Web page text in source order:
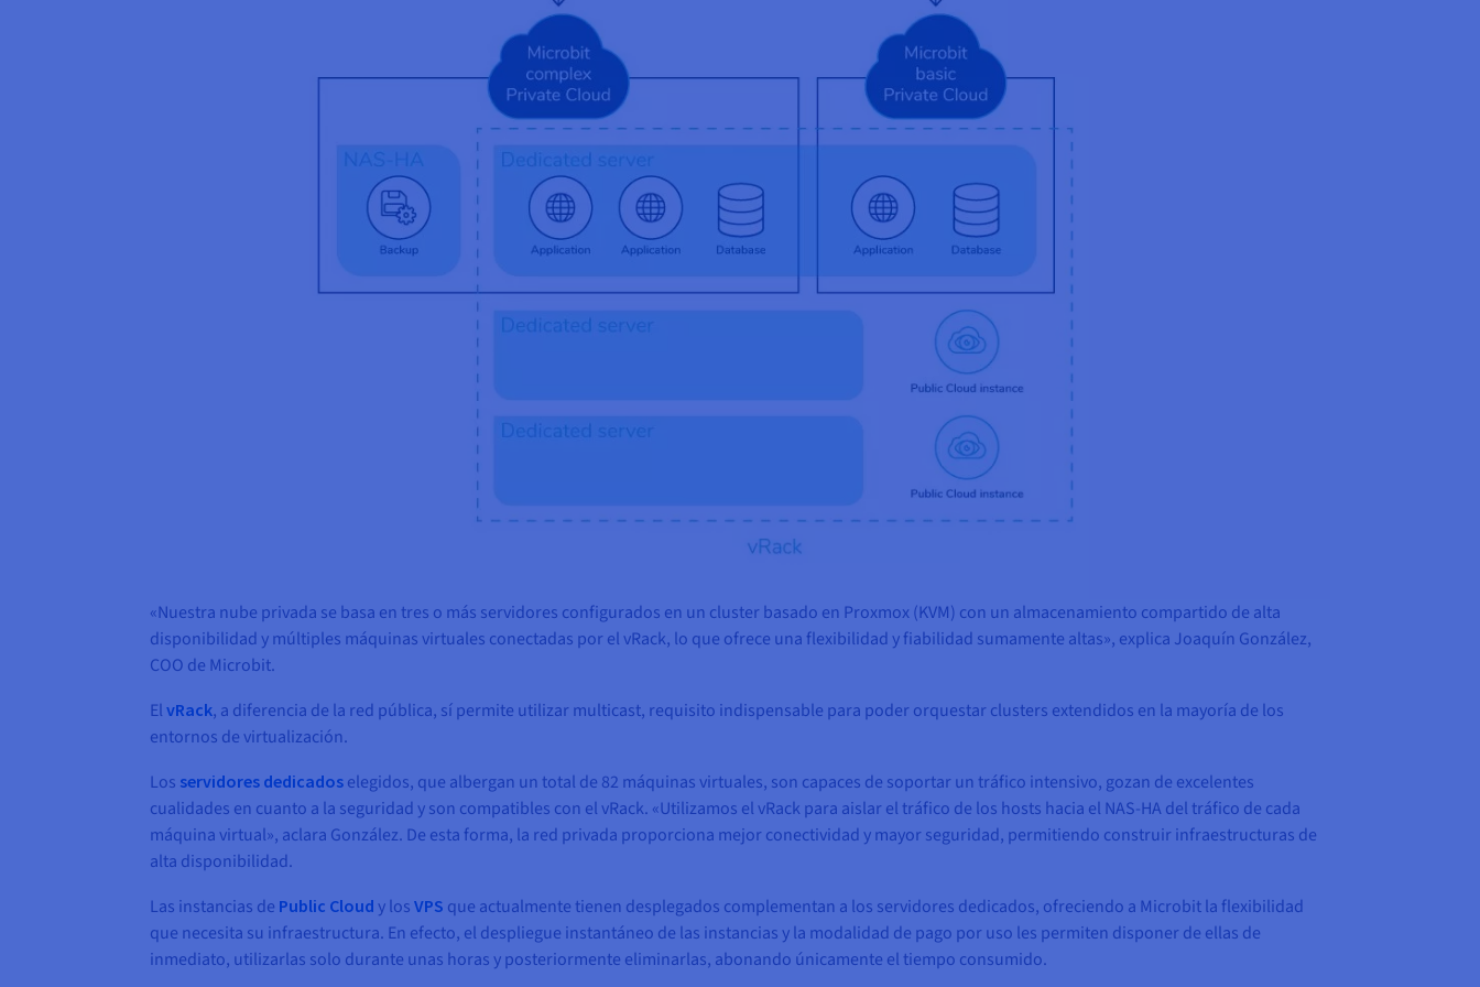
«Nuestra nube privada se basa en tres o más servidores configurados en un cluster basado en Proxmox (KVM) con un almacenamiento compartido de alta
disponibilidad y múltiples máquinas virtuales conectadas por el vRack, lo que ofrece una flexibilidad y fiabilidad sumamente altas», explica Joaquín González,
COO de Microbit.
El vRack, a diferencia de la red pública, sí permite utilizar multicast, requisito indispensable para poder orquestar clusters extendidos en la mayoría de los
entornos de virtualización.
Los servidores dedicados elegidos, que albergan un total de 82 máquinas virtuales, son capaces de soportar un tráfico intensivo, gozan de excelentes
cualidades en cuanto a la seguridad y son compatibles con el vRack. «Utilizamos el vRack para aislar el tráfico de los hosts hacia el NAS-HA del tráfico de cada
máquina virtual», aclara González. De esta forma, la red privada proporciona mejor conectividad y mayor seguridad, permitiendo construir infraestructuras de
alta disponibilidad.
Las instancias de Public Cloud y los VPS que actualmente tienen desplegados complementan a los servidores dedicados, ofreciendo a Microbit la flexibilidad
que necesita su infraestructura. En efecto, el despliegue instantáneo de las instancias y la modalidad de pago por uso les permiten disponer de ellas de
inmediato, utilizarlas solo durante unas horas y posteriormente eliminarlas, abonando únicamente el tiempo consumido.